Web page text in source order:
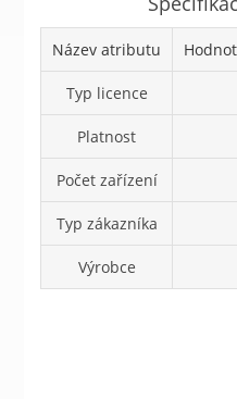
Název atributu
Typ licence
Platnost
Počet zařízení
Typ zákazníka
Výrobce